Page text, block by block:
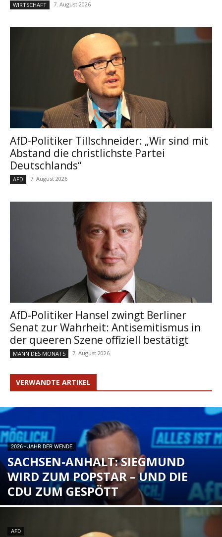
WIRTSCHAFT 7. August 2026
AfD-Politiker Tillschneider: „Wir sind mit
Abstand die christlichste Partei
Deutschlands“
AFD 7. August 2026
AfD-Politiker Hansel zwingt Berliner
Senat zur Wahrheit: Antisemitismus in
der queeren Szene offiziell bestätigt
MANN DES MONATS 7. August 2026
VERWANDTE ARTIKEL
2026 - JAHR DER WENDE
SACHSEN-ANHALT: SIEGMUND
WIRD ZUM POPSTAR – UND DIE
CDU ZUM GESPÖTT
AFD